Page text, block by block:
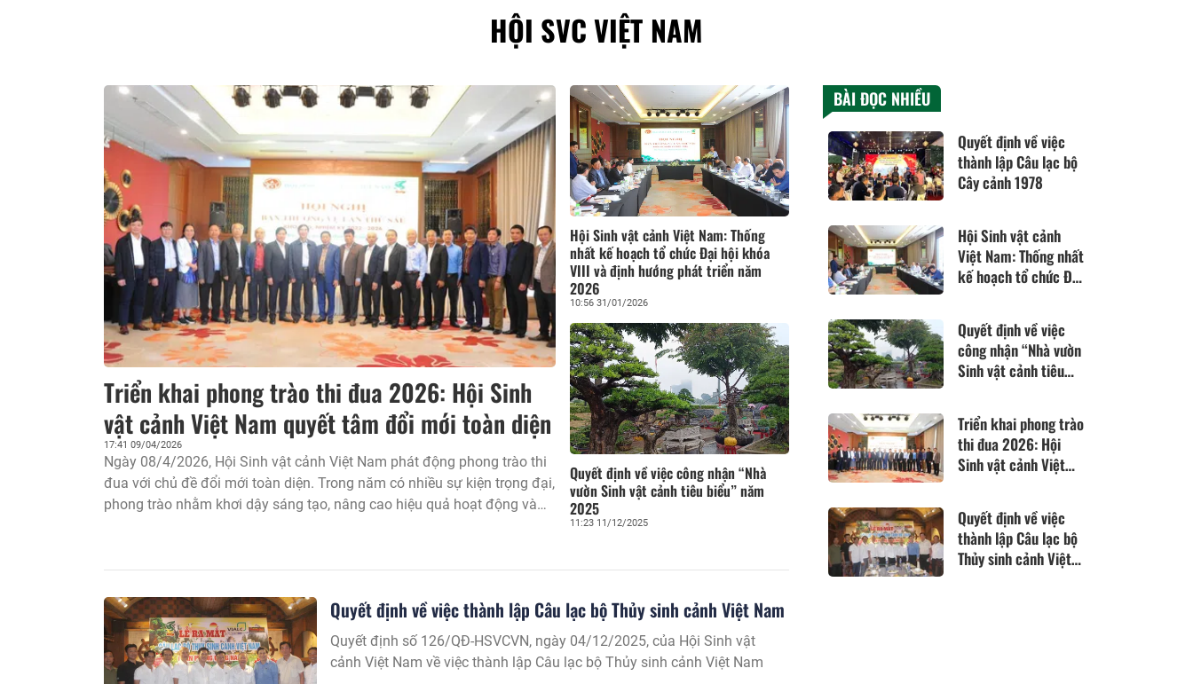
HỘI SVC VIỆT NAM
Triển khai phong trào thi đua 2026: Hội Sinh
vật cảnh Việt Nam quyết tâm đổi mới toàn diện
17:41 09/04/2026
Ngày 08/4/2026, Hội Sinh vật cảnh Việt Nam phát động phong trào thi
đua với chủ đề đổi mới toàn diện. Trong năm có nhiều sự kiện trọng đại,
phong trào nhằm khơi dậy sáng tạo, nâng cao hiệu quả hoạt động và
Hội Sinh vật cảnh Việt Nam: Thống
nhất kế hoạch tổ chức Đại hội khóa
VIII và định hướng phát triển năm
2026
10:56 31/01/2026
Quyết định về việc công nhận “Nhà
vườn Sinh vật cảnh tiêu biểu” năm
2025
11:23 11/12/2025
Quyết định về việc thành lập Câu lạc bộ Thủy sinh cảnh Việt Nam
Quyết định số 126/QĐ-HSVCVN, ngày 04/12/2025, của Hội Sinh vật
cảnh Việt Nam về việc thành lập Câu lạc bộ Thủy sinh cảnh Việt Nam
BÀI ĐỌC NHIỀU
Quyết định về việc
thành lập Câu lạc bộ
Cây cảnh 1978
Hội Sinh vật cảnh
Việt Nam: Thống nhất
kế hoạch tổ chức Đại
hướng phát triển
năm 2026
Quyết định về việc
công nhận “Nhà vườn
Sinh vật cảnh tiêu
Triển khai phong trào
thi đua 2026: Hội
Sinh vật cảnh Việt
mới toàn diện
Quyết định về việc
thành lập Câu lạc bộ
Thủy sinh cảnh Việt